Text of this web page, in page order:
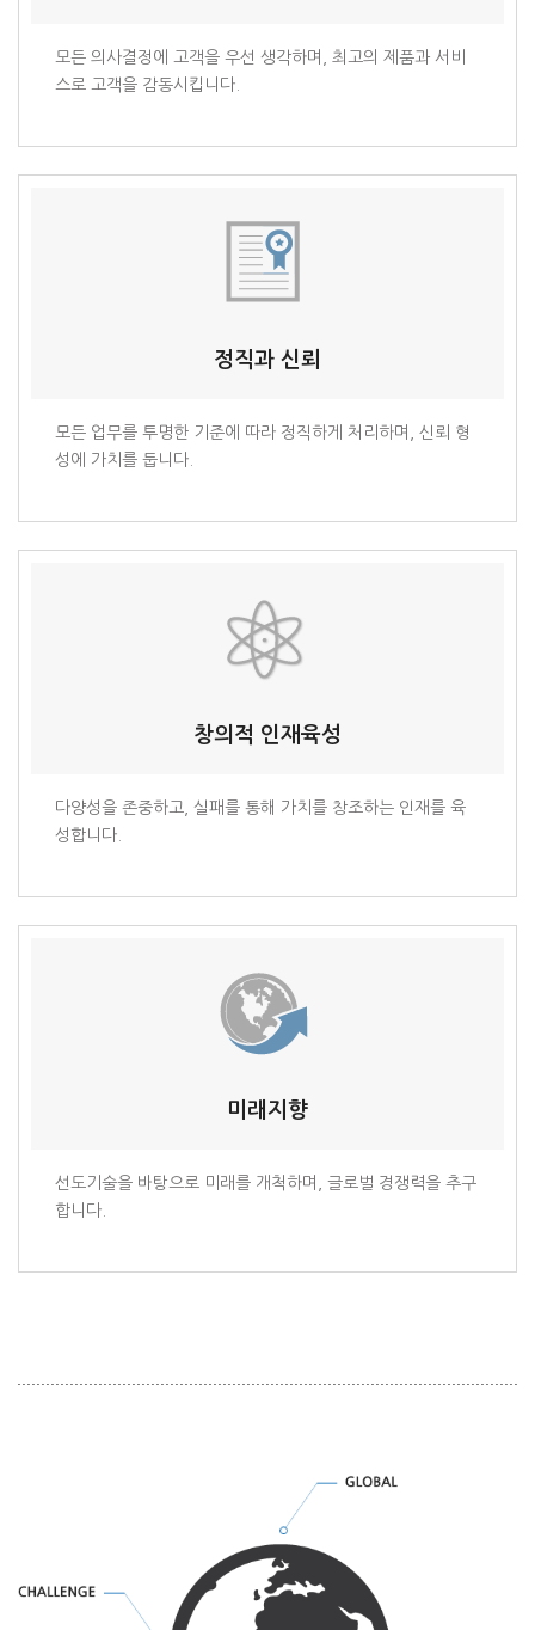
모든 의사결정에 고객을 우선 생각하며, 최고의 제품과 서비
스로 고객을 감동시킵니다.
정직과 신뢰
모든 업무를 투명한 기준에 따라 정직하게 처리하며, 신뢰 형
성에 가치를 둡니다.
창의적 인재육성
다양성을 존중하고, 실패를 통해 가치를 창조하는 인재를 육
성합니다.
미래지향
선도기술을 바탕으로 미래를 개척하며, 글로벌 경쟁력을 추구
합니다.